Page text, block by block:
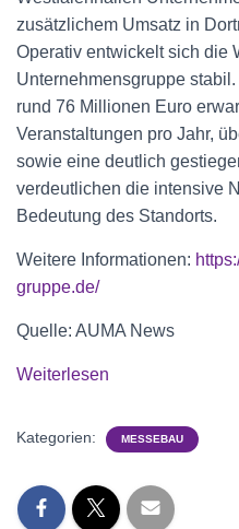
zusätzlichem Umsatz in
Operativ entwickelt sich die
Unternehmensgruppe
rund 76 Millionen Euro
Veranstaltungen pro Jahr,
sowie eine deutlich
verdeutlichen die intensive
Bedeutung des Standorts.
Weitere Informationen:
gruppe.de/
Quelle: AUMA News
Weiterlesen
Kategorien: MESSEBAU